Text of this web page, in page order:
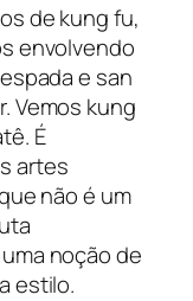
de kung fu,
envolvendo
e san
Vemos kung
É
artes
não é um
noção de
estilo.